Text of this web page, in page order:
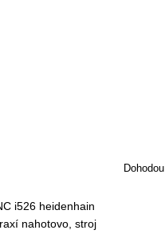
i526 heidenhain
nahotovo, stroj
Dohodou